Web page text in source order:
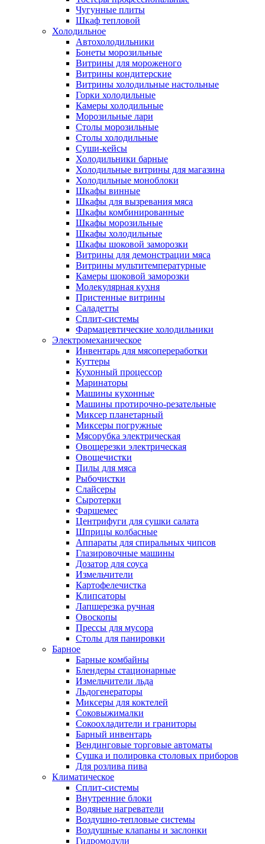
Чугунные плиты
Шкаф тепловой
Холодильное
Автохолодильники
Бонеты морозильные
Витрины для мороженого
Витрины кондитерские
Витрины холодильные настольные
Горки холодильные
Камеры холодильные
Морозильные лари
Столы морозильные
Столы холодильные
Суши-кейсы
Холодильники барные
Холодильные витрины для магазина
Холодильные моноблоки
Шкафы винные
Шкафы для вызревания мяса
Шкафы комбинированные
Шкафы морозильные
Шкафы холодильные
Шкафы шоковой заморозки
Витрины для демонстрации мяса
Витрины мультитемпературные
Камеры шоковой заморозки
Молекулярная кухня
Пристенные витрины
Саладетты
Сплит-системы
Фармацевтические холодильники
Электромеханическое
Инвентарь для мясопереработки
Куттеры
Кухонный процессор
Маринаторы
Машины кухонные
Машины протирочно-резательные
Миксер планетарный
Миксеры погружные
Мясорубка электрическая
Овощерезки электрическая
Овощечистки
Пилы для мяса
Рыбочистки
Слайсеры
Сыротерки
Фаршемес
Центрифуги для сушки салата
Шприцы колбасные
Аппараты для спиральных чипсов
Глазировочные машины
Дозатор для соуса
Измельчители
Картофелечистка
Клипсаторы
Лапшерезка ручная
Овоскопы
Прессы для мусора
Столы для панировки
Барное
Барные комбайны
Блендеры стационарные
Измельчители льда
Льдогенераторы
Миксеры для коктелей
Соковыжималки
Сокоохладители и граниторы
Барный инвентарь
Вендинговые торговые автоматы
Сушка и полировка столовых приборов
Для розлива пива
Климатическое
Сплит-системы
Внутренние блоки
Водяные нагреватели
Воздушно-тепловые системы
Воздушные клапаны и заслонки
Гидромодули